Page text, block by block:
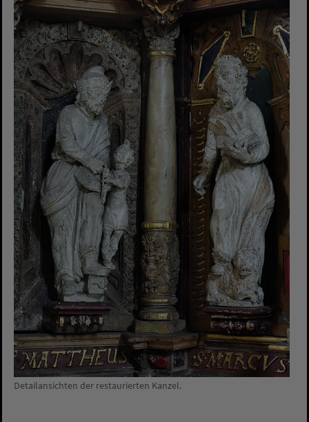
Detailansichten der restaurierten Kanzel.